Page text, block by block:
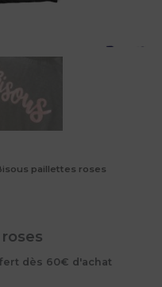
paillettes roses
dès 60€ d'achat